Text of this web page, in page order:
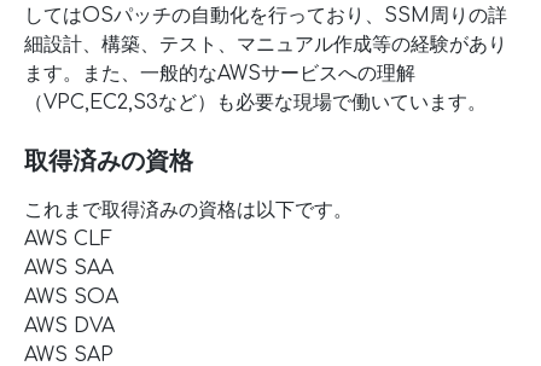
してはOSパッチの自動化を行っており、SSM周りの詳
細設計、構築、テスト、マニュアル作成等の経験があり
ます。また、一般的なAWSサービスへの理解
（VPC,EC2,S3など）も必要な現場で働いています。
取得済みの資格
これまで取得済みの資格は以下です。
AWS CLF
AWS SAA
AWS SOA
AWS DVA
AWS SAP